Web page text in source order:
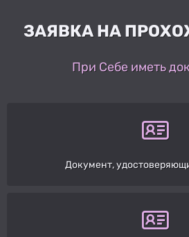
ЗАЯВКА НА
При Себе иметь
Документ,